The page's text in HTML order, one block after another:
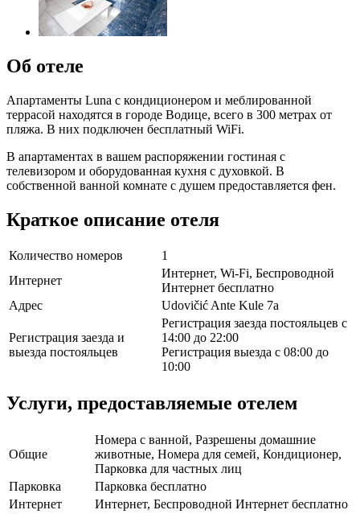
Об отеле
Апартаменты Luna с кондиционером и меблированной
террасой находятся в городе Водице, всего в 300 метрах от
пляжа. В них подключен бесплатный WiFi.
В апартаментах в вашем распоряжении гостиная с
телевизором и оборудованная кухня с духовкой. В
собственной ванной комнате с душем предоставляется фен.
Краткое описание отеля
Количество номеров
1
Интернет
Интернет, Wi-Fi, Беспроводной
Интернет бесплатно
Адрес
Udovičić Ante Kule 7a
Регистрация заезда и
выезда постояльцев
Регистрация заезда постояльцев с
14:00 до 22:00
Регистрация выезда с 08:00 до
10:00
Услуги, предоставляемые отелем
Общие
Номера с ванной, Разрешены домашние
животные, Номера для семей, Кондиционер,
Парковка для частных лиц
Парковка
Парковка бесплатно
Интернет
Интернет, Беспроводной Интернет бесплатно